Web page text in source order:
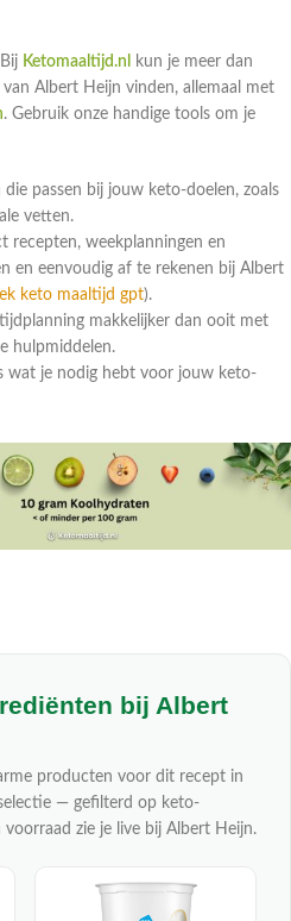
Ketomaaltijd.nl
kun je meer dan
van Albert Heijn vinden, allemaal met
. Gebruik onze handige tools om je
passen bij jouw keto-doelen, zoals
vetten.
recepten, weekplanningen en
en eenvoudig af te rekenen bij Albert
keto maaltijd gpt).
makkelijker dan ooit met
hulpmiddelen.
wat je nodig hebt voor jouw keto-
bij Albert
producten voor dit recept in
— gefilterd op keto-
zie je live bij Albert Heijn.